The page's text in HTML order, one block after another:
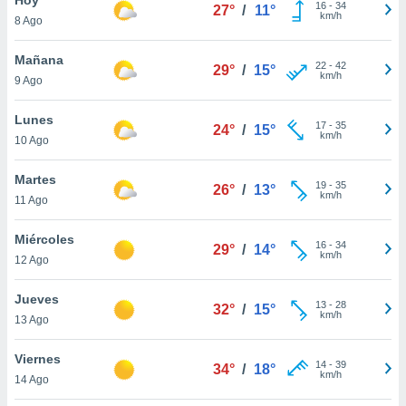
en
más
nuestra
de
cookies
aceptar
8 Ago
27° / 11° 16- 34
km/h
Mañana
9 Ago
29° / 15° 22- 42
km/h
Lunes
10 Ago
24° / 15° 17- 35
km/h
Martes
11 Ago
26° / 13° 19- 35
km/h
Miércoles
12 Ago
29° / 14° 16- 34
km/h
Jueves
13 Ago
32° / 15° 13- 28
km/h
Viernes
14 Ago
34° / 18° 14- 39
km/h